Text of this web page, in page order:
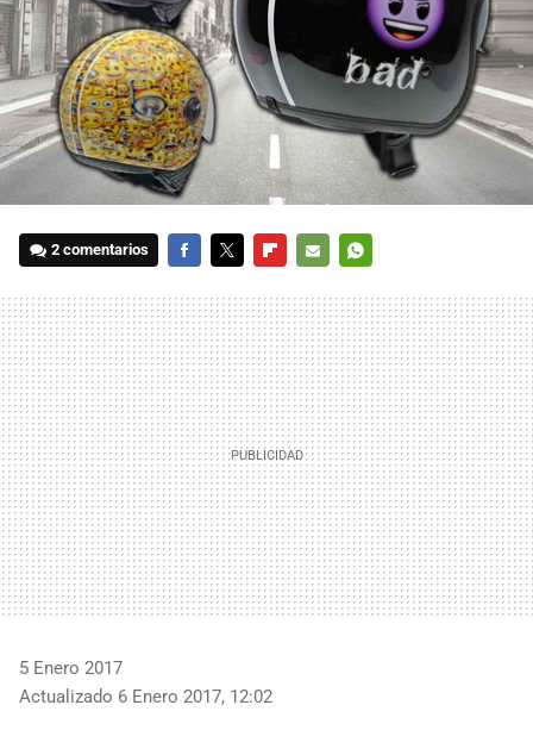
2 comentarios
MAIL
5 Enero 2017
Actualizado 6 Enero 2017, 12:02